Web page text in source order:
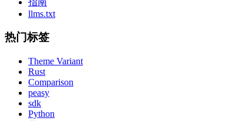
llms.txt
热门标签
Theme Variant
Rust
Comparison
peasy
sdk
Python